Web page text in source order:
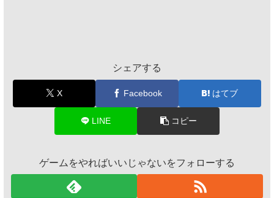
シェアする
X Facebook はてブ
LINE コピー
ゲームをやればいいじゃないをフォローする